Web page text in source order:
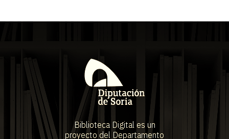
Biblioteca Digital es un
proyecto del Departamento